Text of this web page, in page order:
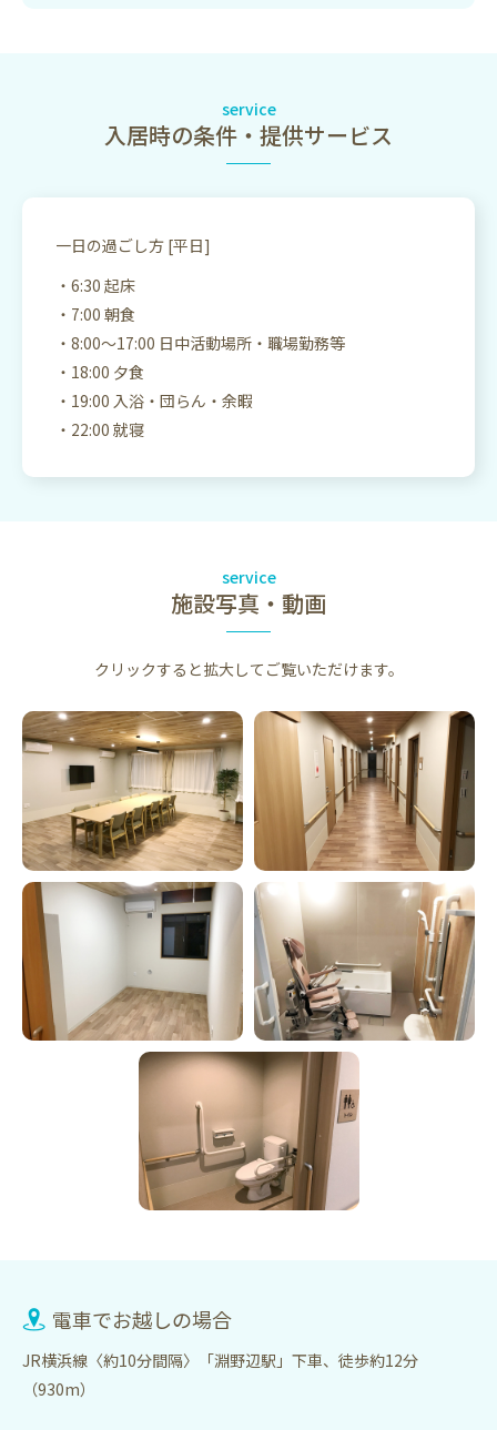
service
入居時の条件・提供サービス
一日の過ごし方 [平日]
6:30 起床
7:00 朝食
8:00〜17:00 日中活動場所・職場勤務等
18:00 夕食
19:00 入浴・団らん・余暇
22:00 就寝
service
施設写真・動画
クリックすると拡大してご覧いただけます。
電車でお越しの場合
JR横浜線〈約10分間隔〉「淵野辺駅」下車、徒歩約12分
（930m）